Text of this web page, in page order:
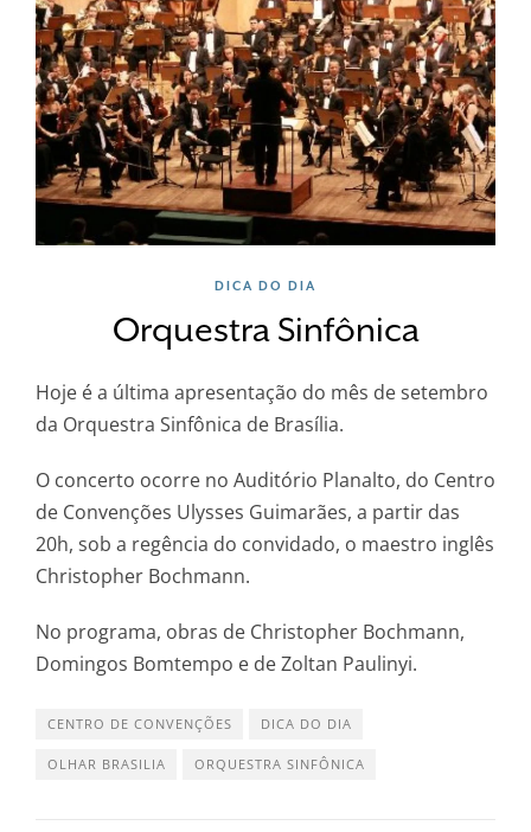
DICA DO DIA
Orquestra Sinfônica
Hoje é a última apresentação do mês de setembro
da Orquestra Sinfônica de Brasília.
O concerto ocorre no Auditório Planalto, do Centro
de Convenções Ulysses Guimarães, a partir das
20h, sob a regência do convidado, o maestro inglês
Christopher Bochmann.
No programa, obras de Christopher Bochmann,
Domingos Bomtempo e de Zoltan Paulinyi.
CENTRO DE CONVENÇÕES DICA DO DIA
OLHAR BRASILIA ORQUESTRA SINFÔNICA